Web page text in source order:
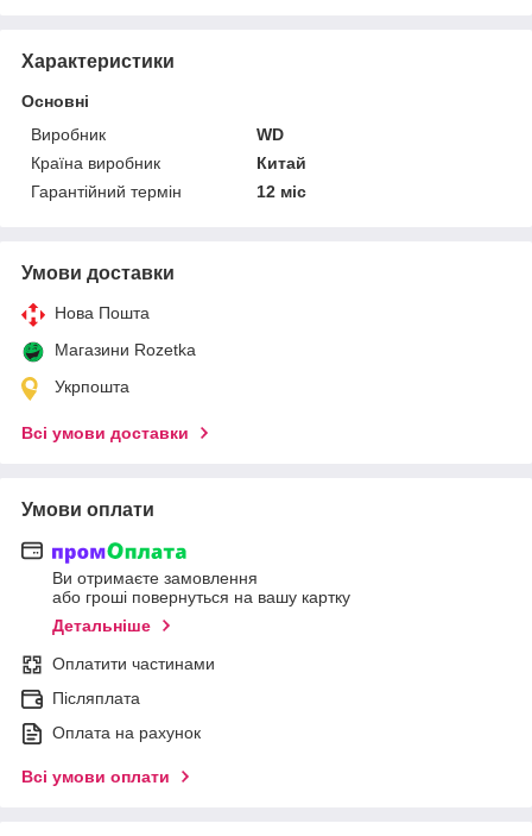
Характеристики
Основні
Виробник
WD
Країна виробник
Китай
Гарантійний термін
12 міс
Умови доставки
Нова Пошта
Магазини Rozetka
Укрпошта
Всі умови доставки
Умови оплати
Ви отримаєте замовлення
або гроші повернуться на вашу картку
Детальніше
Оплатити частинами
Післяплата
Оплата на рахунок
Всі умови оплати